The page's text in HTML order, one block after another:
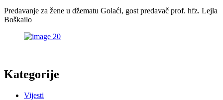
Predavanje za žene u džematu Golaći, gost predavač prof. hfz. Lejla
Boškailo
Kategorije
Vijesti